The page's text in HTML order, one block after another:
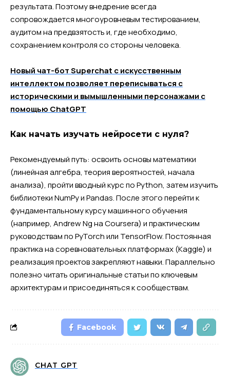
результата. Поэтому внедрение всегда
сопровождается многоуровневым тестированием,
аудитом на предвзятость и, где необходимо,
сохранением контроля со стороны человека.
Новый чат-бот Superchat с искусственным
интеллектом позволяет переписываться с
историческими и вымышленными персонажами с
помощью ChatGPT
Как начать изучать нейросети с нуля?
Рекомендуемый путь: освоить основы математики
(линейная алгебра, теория вероятностей, начала
анализа), пройти вводный курс по Python, затем изучить
библиотеки NumPy и Pandas. После этого перейти к
фундаментальному курсу машинного обучения
(например, Andrew Ng на Coursera) и практическим
руководствам по PyTorch или TensorFlow. Постоянная
практика на соревновательных платформах (Kaggle) и
реализация проектов закрепляют навыки. Параллельно
полезно читать оригинальные статьи по ключевым
архитектурам и присоединяться к сообществам.
Facebook
CHAT GPT